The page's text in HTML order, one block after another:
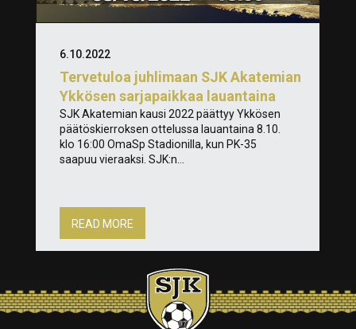
Tervetuloa juhlimaan SJK Akatemian
Ykkösen sarjapaikkaa lauantaina
6.10.2022
SJK Akatemian kausi 2022 päättyy Ykkösen
päätöskierroksen ottelussa lauantaina 8.10.
klo 16:00 OmaSp Stadionilla, kun PK-35
saapuu vieraaksi. SJK:n...
READ MORE